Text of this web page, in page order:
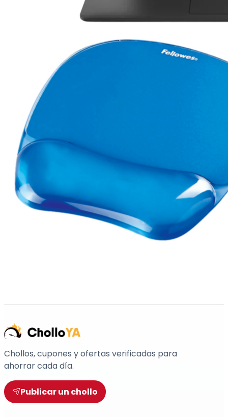
Chollos, cupones y ofertas verificadas para
ahorrar cada día.
Publicar un chollo